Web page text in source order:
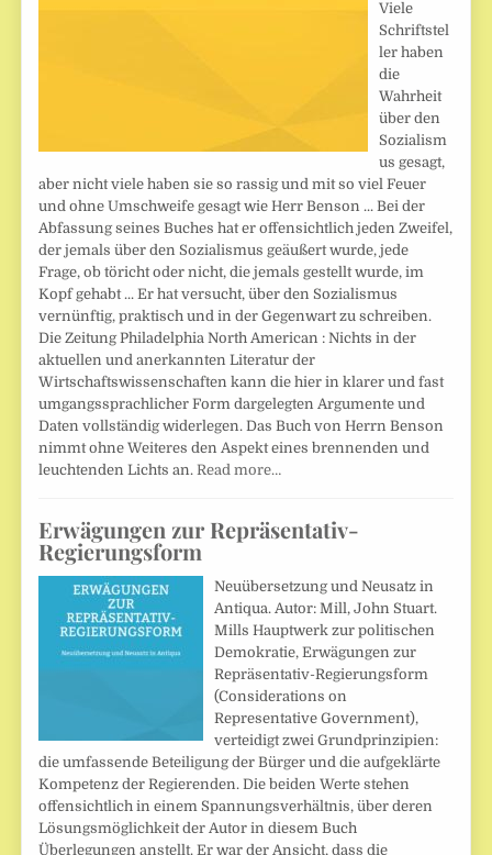
Viele
Schriftstel
ler haben
die
Wahrheit
über den
Sozialism
us gesagt,
aber nicht viele haben sie so rassig und mit so viel Feuer
und ohne Umschweife gesagt wie Herr Benson ... Bei der
Abfassung seines Buches hat er offensichtlich jeden Zweifel,
der jemals über den Sozialismus geäußert wurde, jede
Frage, ob töricht oder nicht, die jemals gestellt wurde, im
Kopf gehabt ... Er hat versucht, über den Sozialismus
vernünftig, praktisch und in der Gegenwart zu schreiben.
Die Zeitung Philadelphia North American : Nichts in der
aktuellen und anerkannten Literatur der
Wirtschaftswissenschaften kann die hier in klarer und fast
umgangssprachlicher Form dargelegten Argumente und
Daten vollständig widerlegen. Das Buch von Herrn Benson
nimmt ohne Weiteres den Aspekt eines brennenden und
leuchtenden Lichts an. Read more…
Erwägungen zur Repräsentativ-
Regierungsform
Neuübersetzung und Neusatz in
Antiqua. Autor: Mill, John Stuart.
Mills Hauptwerk zur politischen
Demokratie, Erwägungen zur
Repräsentativ-Regierungsform
(Considerations on
Representative Government),
verteidigt zwei Grundprinzipien:
die umfassende Beteiligung der Bürger und die aufgeklärte
Kompetenz der Regierenden. Die beiden Werte stehen
offensichtlich in einem Spannungsverhältnis, über deren
Lösungsmöglichkeit der Autor in diesem Buch
Überlegungen anstellt. Er war der Ansicht, dass die